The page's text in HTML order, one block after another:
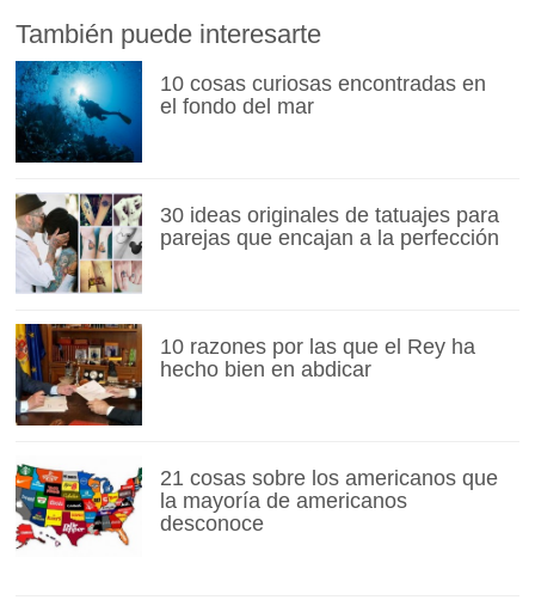
También puede interesarte
10 cosas curiosas encontradas en
el fondo del mar
30 ideas originales de tatuajes para
parejas que encajan a la perfección
10 razones por las que el Rey ha
hecho bien en abdicar
21 cosas sobre los americanos que
la mayoría de americanos
desconoce